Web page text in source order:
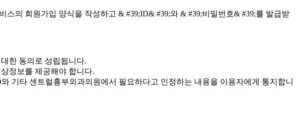
의 회원가입 양식을 작성하고 & #39;ID& #39;와 & #39;비밀번호& #39;를 발급받
한 동의로 성립됩니다.
정보를 제공해야 합니다.
기타 센트럴흉부외과의원에서 필요하다고 인정하는 내용을 이용자에게 통지합니